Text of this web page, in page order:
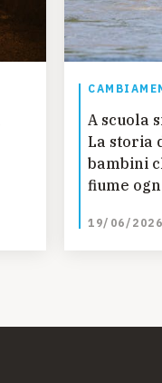
A scuola
La storia
bambini
fiume
Guinea
19/06/2026